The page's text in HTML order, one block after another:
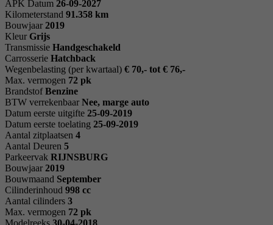
APK Datum 26-09-2027
Kilometerstand 91.358 km
Bouwjaar 2019
Kleur Grijs
Transmissie Handgeschakeld
Carrosserie Hatchback
Wegenbelasting (per kwartaal) € 70,- tot € 76,-
Max. vermogen 72 pk
Brandstof Benzine
BTW verrekenbaar Nee, marge auto
Datum eerste uitgifte 25-09-2019
Datum eerste toelating 25-09-2019
Aantal zitplaatsen 4
Aantal Deuren 5
Parkeervak RIJNSBURG
Bouwjaar 2019
Bouwmaand September
Cilinderinhoud 998 cc
Aantal cilinders 3
Max. vermogen 72 pk
Modelreeks 30-04-2018